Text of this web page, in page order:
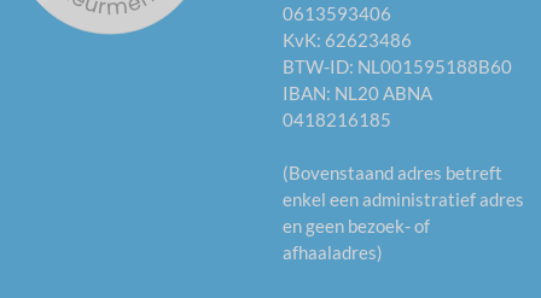
0613593406
KvK: 62623486
BTW-ID: NL001595188B60
IBAN: NL20 ABNA
0418216185
(Bovenstaand adres betreft
enkel een administratief adres
en geen bezoek- of
afhaaladres)